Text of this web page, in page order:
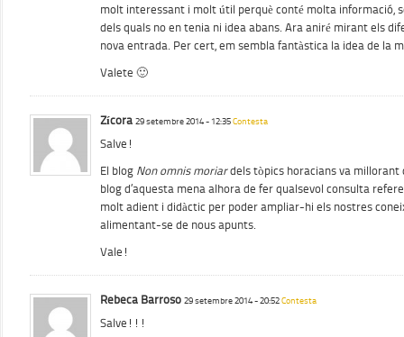
molt interessant i molt útil perquè conté molta informació,
dels quals no en tenia ni idea abans. Ara aniré mirant els
nova entrada. Per cert, em sembla fantàstica la idea de la
Valete 🙂
Zícora 29 setembre 2014 - 12:35Contesta
Salve!
El blog Non omnis moriardels tòpics horacians va millorant
blog d’aquesta mena alhora de fer qualsevol consulta
molt adient i didàctic per poder ampliar-hi els nostres
alimentant-se de nous apunts.
Vale!
Rebeca Barroso 29 setembre 2014 - 20:52Contesta
Salve!!!